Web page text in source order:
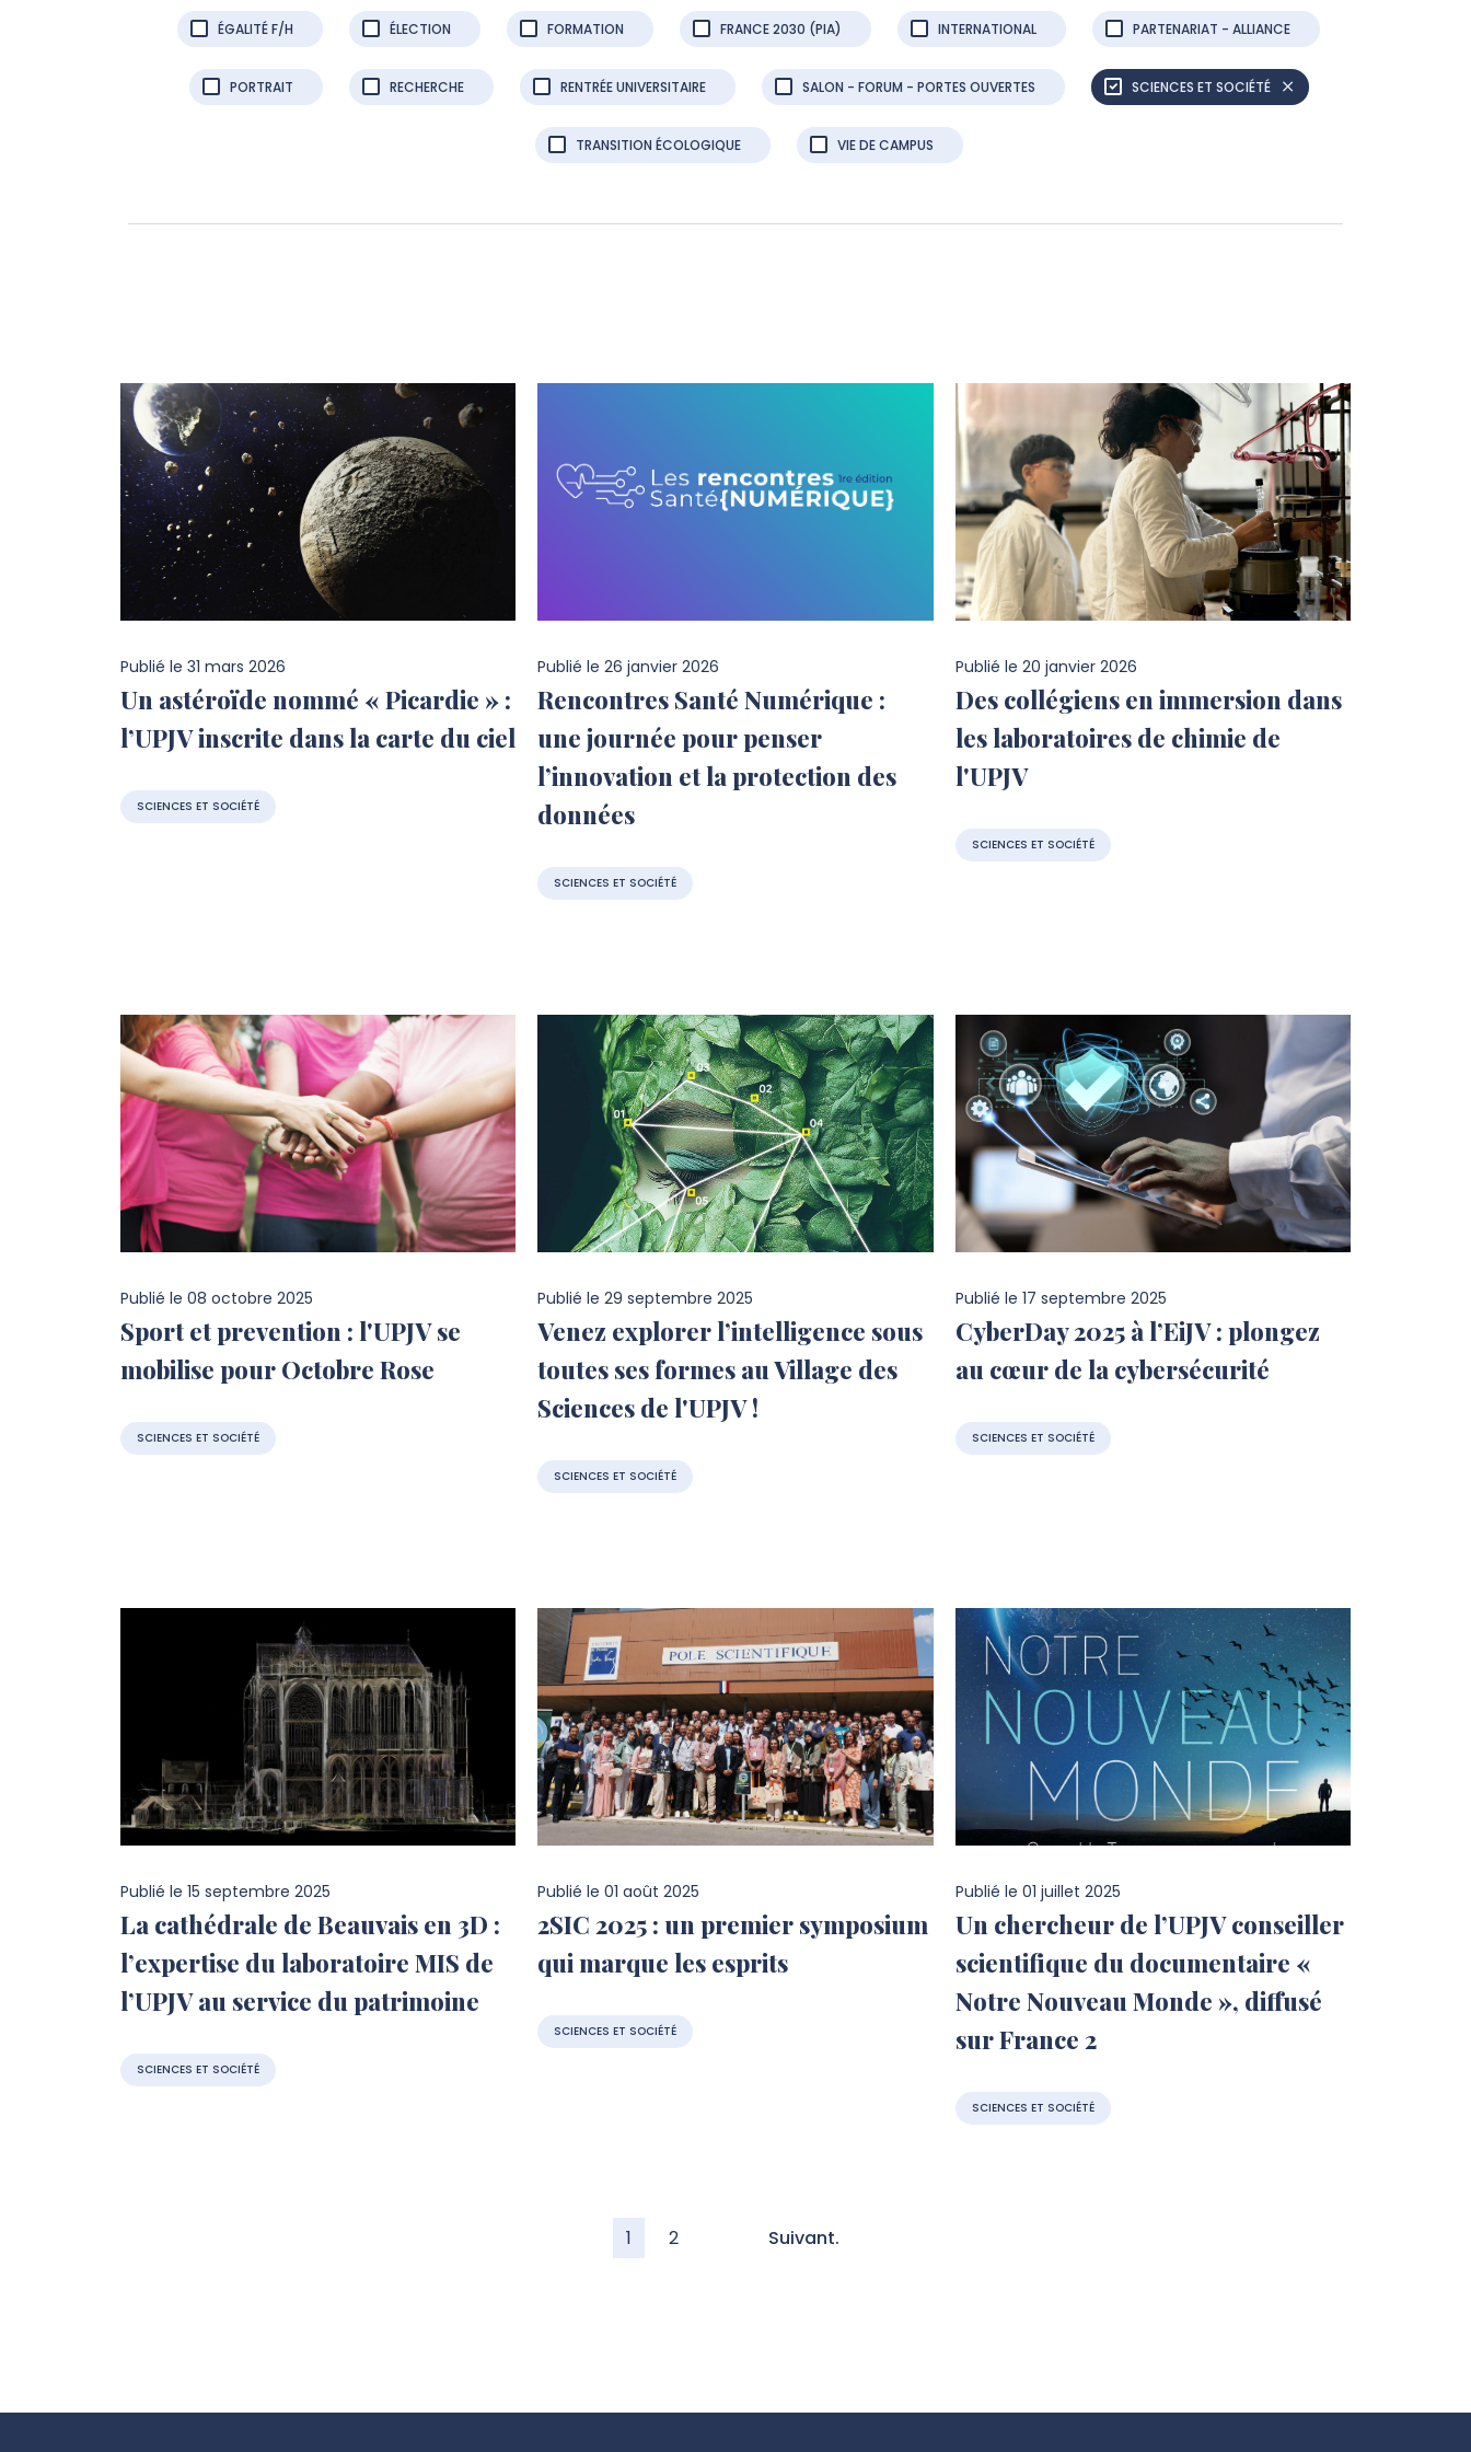
ÉGALITÉ F/H ÉLECTION FORMATION FRANCE 2030 (PIA) INTERNATIONAL PARTENARIAT - ALLIANCE
PORTRAIT RECHERCHE RENTRÉE UNIVERSITAIRE SALON - FORUM - PORTES OUVERTES SCIENCES ET SOCIÉTÉ
TRANSITION ÉCOLOGIQUE VIE DE CAMPUS
Publié le 31 mars 2026
Un astéroïde nommé « Picardie » :
l’UPJV inscrite dans la carte du ciel
SCIENCES ET SOCIÉTÉ
Publié le26 janvier 2026
Rencontres Santé Numérique :
une journée pour penser
l’innovation et la protection des
données
SCIENCES ET SOCIÉTÉ
Publié le 20 janvier 2026
Des collégiens en immersion dans
les laboratoires de chimie de
l'UPJV
SCIENCES ET SOCIÉTÉ
Publié le 08 octobre 2025
Sport et prevention : l'UPJV se
mobilise pour Octobre Rose
SCIENCES ET SOCIÉTÉ
Publié le29 septembre 2025
Venez explorer l’intelligence sous
toutes ses formes au Village des
Sciences de l'UPJV !
SCIENCES ET SOCIÉTÉ
Publié le 17 septembre 2025
CyberDay 2025 à l’EiJV : plongez
au cœur de la cybersécurité
SCIENCES ET SOCIÉTÉ
Publié le 15 septembre 2025
La cathédrale de Beauvais en 3D :
l’expertise du laboratoire MIS de
l’UPJV au service du patrimoine
SCIENCES ET SOCIÉTÉ
Publié le01 août 2025
2SIC 2025 : un premier symposium
qui marque les esprits
SCIENCES ET SOCIÉTÉ
Publié le 01 juillet 2025
Un chercheur de l’UPJV conseiller
scientifique du documentaire «
Notre Nouveau Monde », diffusé
sur France 2
SCIENCES ET SOCIÉTÉ
1 2 Suivant.